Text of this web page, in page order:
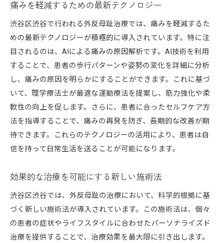
痛みを軽減するための最新テクノロジー
渋谷区渋谷で行われる外反母趾治療では、痛みを軽減するた
めの最新テクノロジーが積極的に導入されています。特に注
目されるのは、AIによる痛みの原因解析です。AI技術を利用
することで、患者の歩行パターンや姿勢の変化を詳細に分析
し、痛みの原因を明らかにすることができます。これに基づ
いて、理学療法士が最適な運動療法を提案し、筋力強化や柔
軟性の向上を促します。さらに、患者に合ったセルフケア方
法を指導することで、痛みの再発を防ぎ、長期的な改善が期
待できます。これらのテクノロジーの活用により、患者は自
信を持って日常生活を送ることが可能になります。
効果的な治療を可能にする新しい施術法
渋谷区渋谷では、外反母趾の治療において、科学的根拠に基
づく新しい施術法が導入されています。この施術法は、個々
の患者の症状やライフスタイルに合わせたパーソナライズド
治療を提供することで、治療効果を最大限に引き出します。